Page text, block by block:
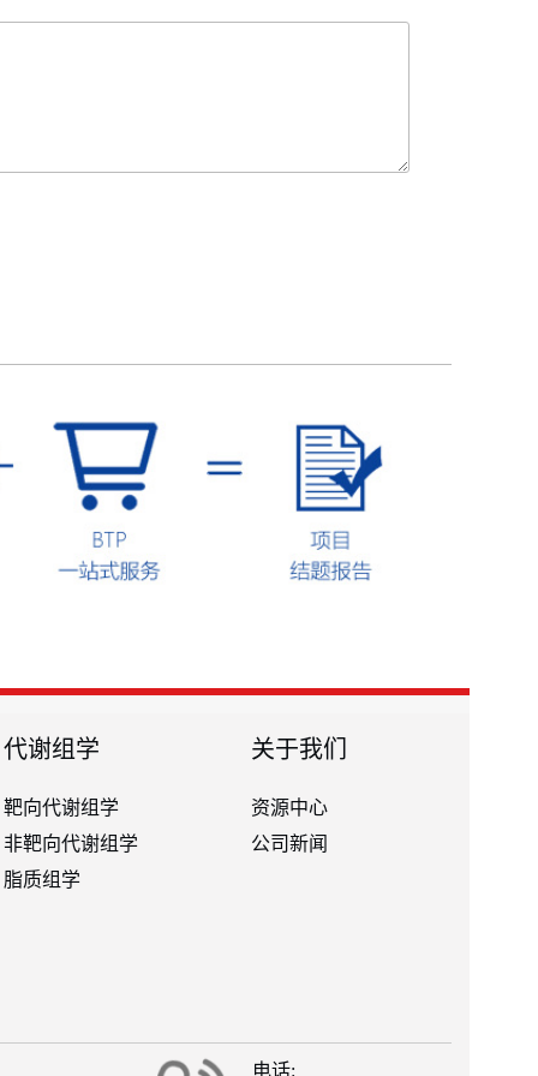
代谢组学
靶向代谢组学
非靶向代谢组学
脂质组学
关于我们
资源中心
公司新闻
电话: